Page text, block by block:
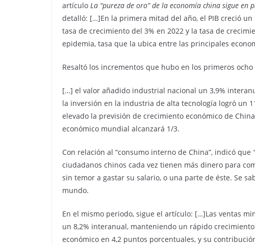
artículo La “pureza de oro” de la economía china sigue en
detalló: […]En la primera mitad del año, el PIB creció
tasa de crecimiento del 3% en 2022 y la tasa de
epidemia, tasa que la ubica entre las principales
Resaltó los incrementos que hubo en los primeros
[…] el valor añadido industrial nacional un 3,9%
la inversión en la industria de alta tecnología logró un
elevado la previsión de crecimiento económico de
económico mundial alcanzará 1/3.
Con relación al “consumo interno de China”, indicó que “
ciudadanos chinos cada vez tienen más dinero para
sin temor a gastar su salario, o una parte de éste. Se
mundo.
En el mismo periodo, sigue el artículo: […]Las ventas
un 8,2% interanual, manteniendo un rápido
económico en 4,2 puntos porcentuales, y su